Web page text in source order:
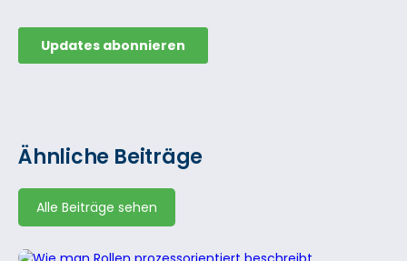
Ähnliche Beiträge
Alle Beiträge sehen